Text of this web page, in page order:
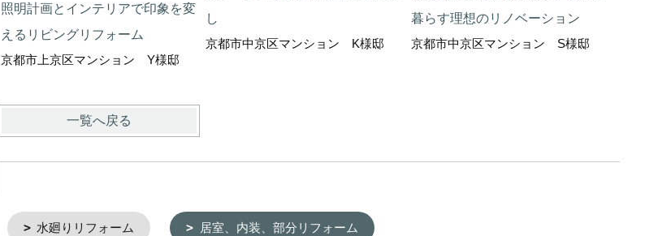
照明計画とインテリアで印象を変
えるリビングリフォーム
京都市上京区マンション Y様邸
し
京都市中京区マンション K様邸
暮らす理想のリノベーション
京都市中京区マンション S様邸
一覧へ戻る
水廻りリフォーム 居室、内装、部分リフォーム